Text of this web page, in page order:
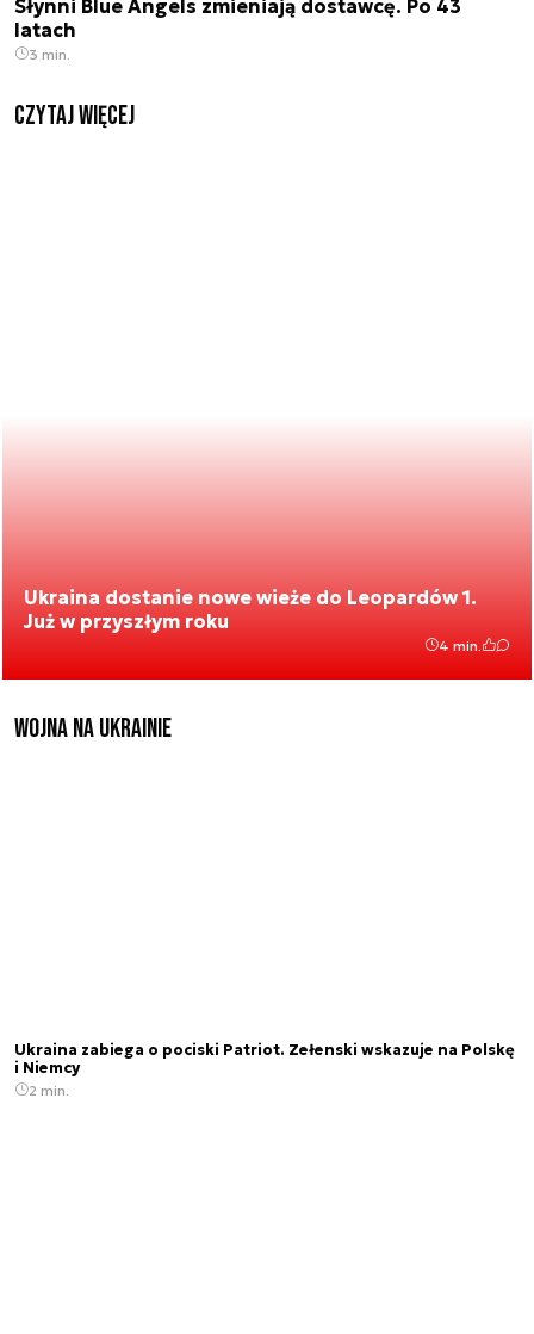
Słynni Blue Angels zmieniają dostawcę. Po 43
latach
3 min.
czytaj więcej
Ukraina dostanie nowe wieże do Leopardów 1.
Już w przyszłym roku
4 min.
Wojna na Ukrainie
Ukraina zabiega o pociski Patriot. Zełenski wskazuje na Polskę
i Niemcy
2 min.